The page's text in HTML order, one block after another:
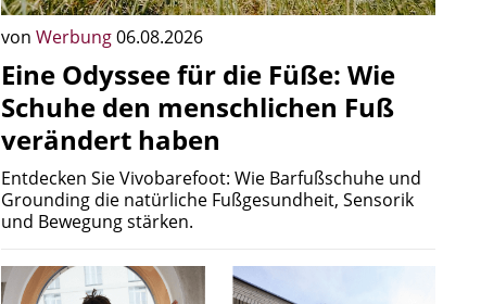
von Werbung06.08.2026
Eine Odyssee für die Füße: Wie
Schuhe den menschlichen Fuß
verändert haben
Entdecken Sie Vivobarefoot: Wie Barfußschuhe und
Grounding die natürliche Fußgesundheit, Sensorik
und Bewegung stärken.